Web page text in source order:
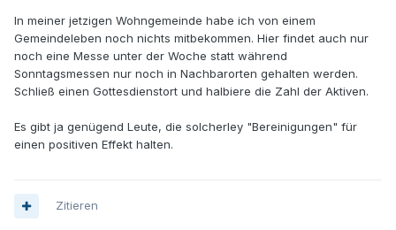
In meiner jetzigen Wohngemeinde habe ich von einem
Gemeindeleben noch nichts mitbekommen. Hier findet auch nur
noch eine Messe unter der Woche statt während
Sonntagsmessen nur noch in Nachbarorten gehalten werden.
Schließ einen Gottesdienstort und halbiere die Zahl der Aktiven.
Es gibt ja genügend Leute, die solcherley "Bereinigungen" für
einen positiven Effekt halten.
Zitieren